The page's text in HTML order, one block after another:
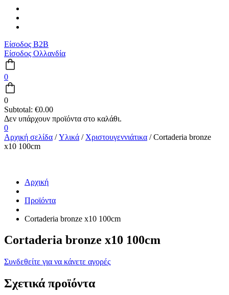
Είσοδος B2B
Είσοδος Ολλανδία
0
0
Subtotal: €0.00
0
Αρχική σελίδα /Υλικά / Χριστουγεννιάτικα / Cortaderia bronze
x10 100cm
Αρχική
Προϊόντα
Cortaderia bronze x10 100cm
Cortaderia bronze x10 100cm
Συνδεθείτε για να κάνετε αγορές
Σχετικά προϊόντα